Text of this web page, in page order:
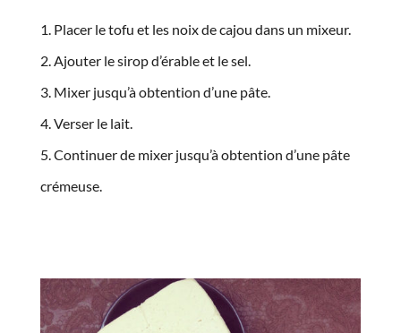
Placer le tofu et les noix de cajou dans un mixeur.
Ajouter le sirop d’érable et le sel.
Mixer jusqu’à obtention d’une pâte.
Verser le lait.
Continuer de mixer jusqu’à obtention d’une pâte
crémeuse.